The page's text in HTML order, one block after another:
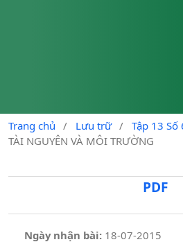
Trang chủ / Lưu trữ / Tập 13 Số
TÀI NGUYÊN VÀ MÔI TRƯỜNG
PDF
Ngày nhận bài: 18-07-2015